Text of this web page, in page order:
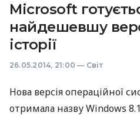
Microsoft
найдешевшу
історії
26.05.2014, 21:00 — Світ
Нова версія операційної
отримала назву Windows